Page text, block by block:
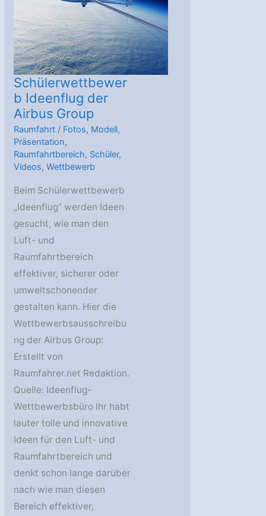
Schülerwettbewer
b Ideenflug der
Airbus Group
Raumfahrt / Fotos, Modell,
Präsentation,
Raumfahrtbereich, Schüler,
Videos,Wettbewerb
Beim Schülerwettbewerb
„Ideenflug“ werden Ideen
gesucht, wie man den
Luft- und
Raumfahrtbereich
effektiver, sicherer oder
umweltschonender
gestalten kann. Hier die
Wettbewerbsausschreibu
ng der Airbus Group:
Erstellt von
Raumfahrer.net Redaktion.
Quelle: Ideenflug-
Wettbewerbsbüro Ihr habt
lauter tolle und innovative
Ideen für den Luft- und
Raumfahrtbereich und
denkt schon lange darüber
nach wie man diesen
Bereich effektiver,